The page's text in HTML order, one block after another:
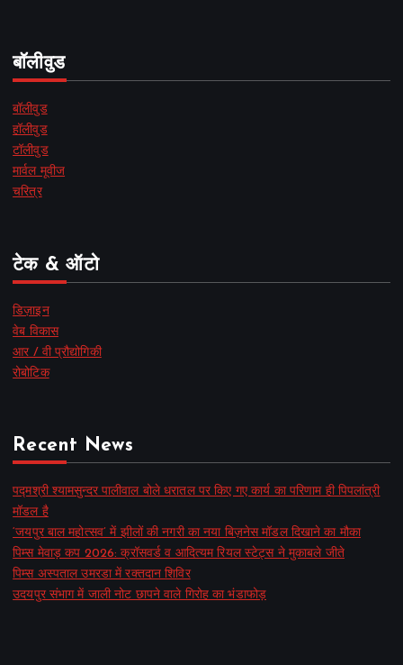
बॉलीवुड
बॉलीवुड
हॉलीवुड
टॉलीवुड
मार्वल मूवीज
चरित्र
टेक & ऑटो
डिज़ाइन
वेब विकास
आर / वी प्रौद्योगिकी
रोबोटिक
Recent News
पद्मश्री श्यामसुन्दर पालीवाल बोले धरातल पर किए गए कार्य का परिणाम ही पिपलांत्री
मॉडल है
‘जयपुर बाल महोत्सव’ में झीलों की नगरी का नया बिज़नेस मॉडल दिखाने का मौका
पिम्स मेवाड़ कप 2026: क्रॉसवर्ड व आदित्यम रियल स्टेट्स ने मुकाबले जीते
पिम्स अस्पताल उमरडा में रक्तदान शिविर
उदयपुर संभाग में जाली नोट छापने वाले गिरोह का भंडाफोड़